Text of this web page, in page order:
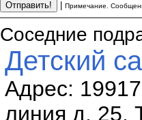
Примечание.
Соседние
Детский
Адрес:
линия д. 25.